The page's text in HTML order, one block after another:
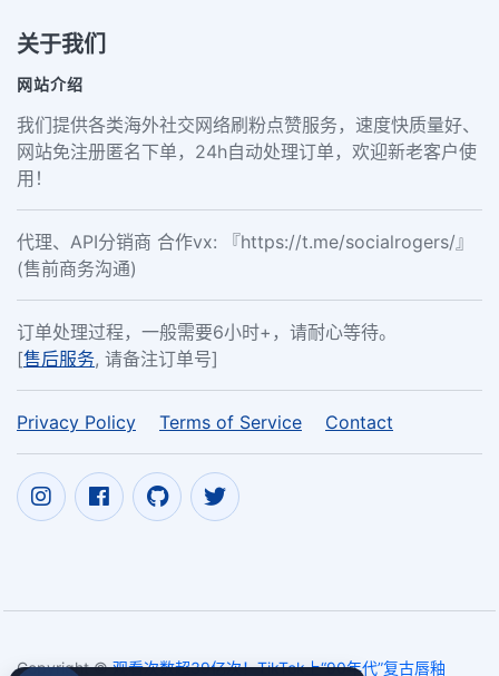
关于我们
网站介绍
我们提供各类海外社交网络刷粉点赞服务，速度快质量好、
网站免注册匿名下单，24h自动处理订单，欢迎新老客户使
用！
代理、API分销商 合作vx: 『https://t.me/socialrogers/』
(售前商务沟通)
订单处理过程，一般需要6小时+，请耐心等待。
[售后服务, 请备注订单号]
Privacy Policy Terms of Service Contact
Copyright ©观看次数超39亿次！TikTok上“90年代”复古唇釉